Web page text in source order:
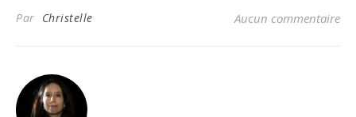
Par Christelle Aucun commentaire